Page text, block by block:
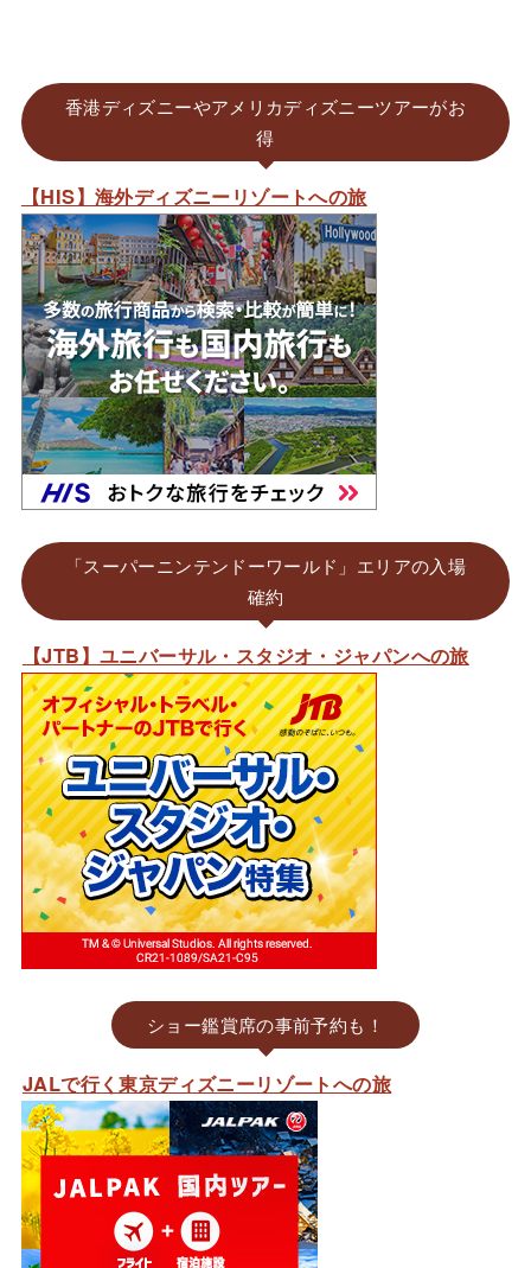
香港ディズニーやアメリカディズニーツアーがお
得
【HIS】海外ディズニーリゾートへの旅
「スーパーニンテンドーワールド」エリアの入場
確約
【JTB】ユニバーサル・スタジオ・ジャパンへの旅
ショー鑑賞席の事前予約も！
JALで行く東京ディズニーリゾートへの旅